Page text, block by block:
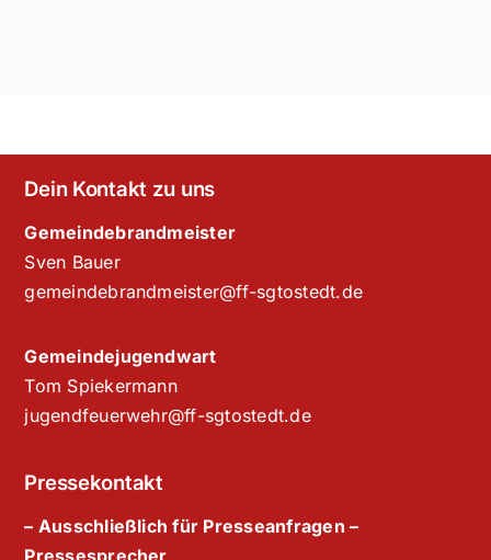
Dein Kontakt zu uns
Gemeindebrandmeister
Sven Bauer
gemeindebrandmeister@ff-sgtostedt.de
Gemeindejugendwart
Tom Spiekermann
jugendfeuerwehr@ff-sgtostedt.de
Pressekontakt
– Ausschließlich für Presseanfragen –
Pressesprecher